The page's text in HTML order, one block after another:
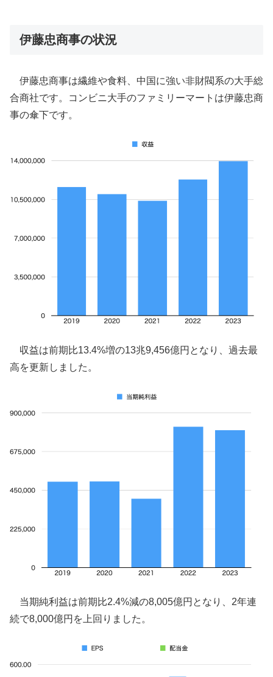
伊藤忠商事の状況
伊藤忠商事は繊維や食料、中国に強い非財閥系の大手総
合商社です。コンビニ大手のファミリーマートは伊藤忠商
事の傘下です。
収益は前期比13.4%増の13兆9,456億円となり、過去最
高を更新しました。
当期純利益は前期比2.4%減の8,005億円となり、2年連
続で8,000億円を上回りました。